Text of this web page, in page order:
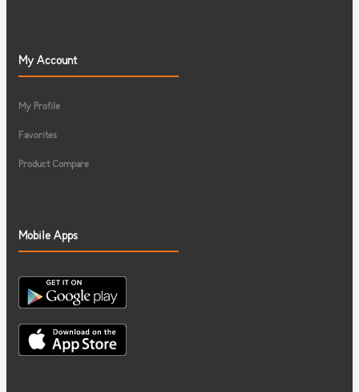
My Account
My Profile
Favorites
Product Compare
Mobile Apps